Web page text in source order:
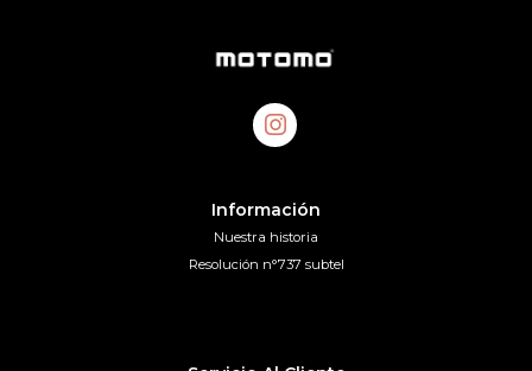
Información
Nuestra historia
Resolución n°737 subtel